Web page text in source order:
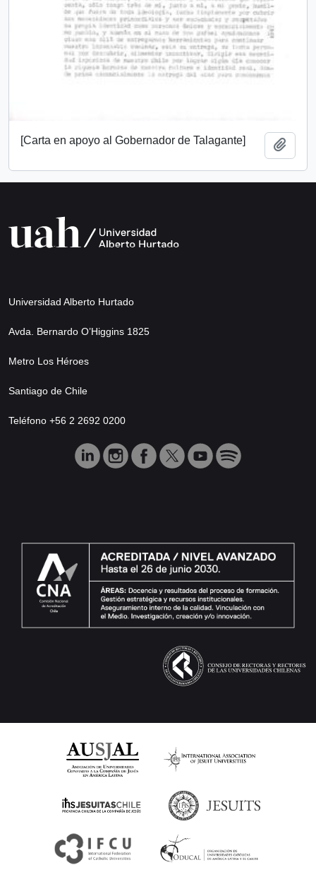
[Carta en apoyo al Gobernador de Talagante]
Universidad Alberto Hurtado
Avda. Bernardo O’Higgins 1825
Metro Los Héroes
Santiago de Chile
Teléfono +56 2 2692 0200